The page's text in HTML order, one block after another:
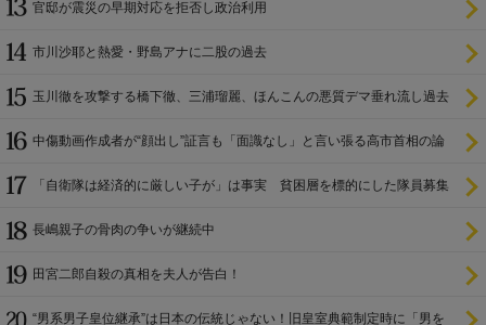
官邸が震災の早期対応を拒否し政治利用
市川沙耶と熱愛・野島アナに二股の過去
玉川徹を攻撃する橋下徹、三浦瑠麗、ほんこんの悪質デマ垂れ流し過去
中傷動画作成者が“顔出し”証言も「面識なし」と言い張る高市首相の論
「自衛隊は経済的に厳しい子が」は事実 貧困層を標的にした隊員募集
長嶋親子の骨肉の争いが継続中
田宮二郎自殺の真相を夫人が告白！
“男系男子皇位継承”は日本の伝統じゃない！旧皇室典範制定時に「男を